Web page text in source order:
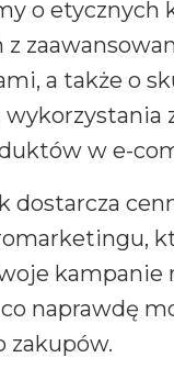
o etycznych
z
a także o
w e-
dostarcza
kampanie
naprawdę
zakupów.